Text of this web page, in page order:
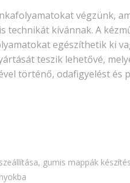
2017. július
2017. június
2017. május
2017. április
2016. június
végzünk,
technikát kívánnak. A
egészíthetik ki
teszik lehetővé,
történő, odafigyelést és
gumis mappák